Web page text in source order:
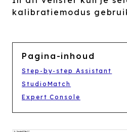
kalibratiemodus
Pagina-inhoud
Step-by-step Assistant
StudioMatch
Expert Console